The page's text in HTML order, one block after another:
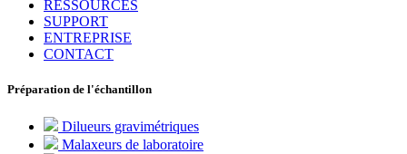
RESSOURCES
SUPPORT
ENTREPRISE
CONTACT
Préparation de l'échantillon
Dilueurs gravimétriques
Malaxeurs de laboratoire